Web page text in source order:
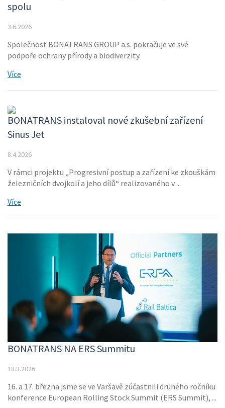
spolu
3.6.2026
Společnost BONATRANS GROUP a.s. pokračuje ve své
podpoře ochrany přírody a biodiverzity.
Více
BONATRANS instaloval nové zkušební zařízení
Sinus Jet
8.4.2026
V rámci projektu „Progresivní postup a zařízení ke zkouškám
železničních dvojkolí a jeho dílů“ realizovaného v ...
Více
BONATRANS NA ERS Summitu
18.3.2026
16. a 17. března jsme se ve Varšavě zúčastnili druhého ročníku
konference European Rolling Stock Summit (ERS Summit), ...